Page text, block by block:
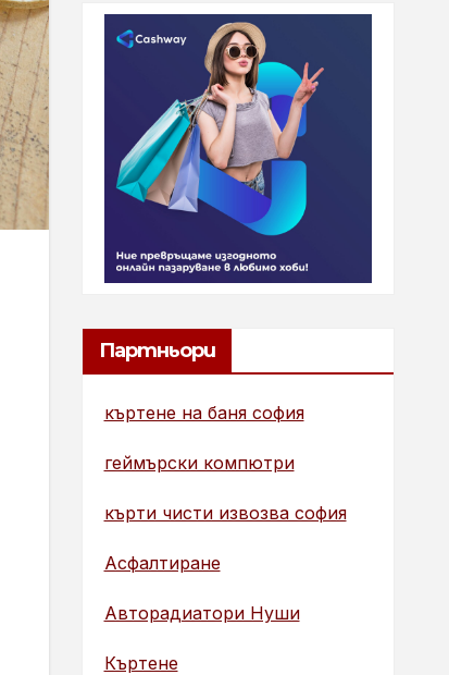
Партньори
къртене на баня софия
геймърски компютри
кърти чисти извозва софия
Асфалтиране
Авторадиатори Нуши
Къртене